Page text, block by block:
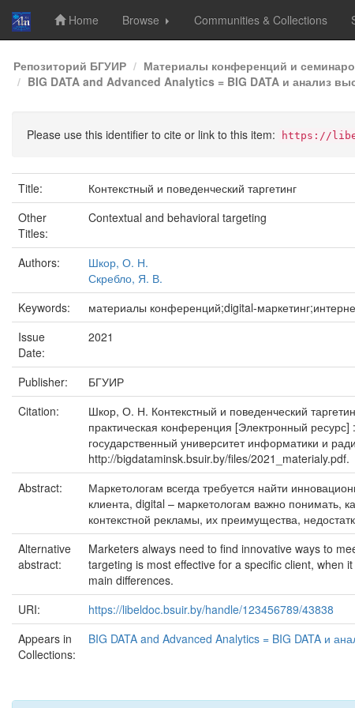
Skip
navigation
Home Browse Communities & Collections
Репозиторий БГУИР Материалы конференций и
BIG DATA and Advanced Analytics = BIG DATA и анализ
Please use this identifier to cite or link to this item: https://
Title:
Контекстный и поведенческий таргетинг
Other
Titles:
Contextual and behavioral targeting
Authors:
Шкор, О. Н.
Скребло, Я. В.
Keywords:
материалы конференций;digital-
Issue
Date:
2021
Publisher:
БГУИР
Citation:
Шкор, О. Н. Контекстный и поведенческий
практическая конференция [Электронный
государственный университет информатики и
http://bigdataminsk.bsuir.by/files/2021_materialy.pdf.
Abstract:
Маркетологам всегда требуется найти
клиента, digital – маркетологам важно понимать,
контекстной рекламы, их преимущества,
Alternative
abstract:
Marketers always need to find innovative ways to
targeting is most effective for a specific client, when
main differences.
URI:
https://libeldoc.bsuir.by/handle/123456789/43838
Appears in
Collections:
BIG DATA and Advanced Analytics = BIG DATA и